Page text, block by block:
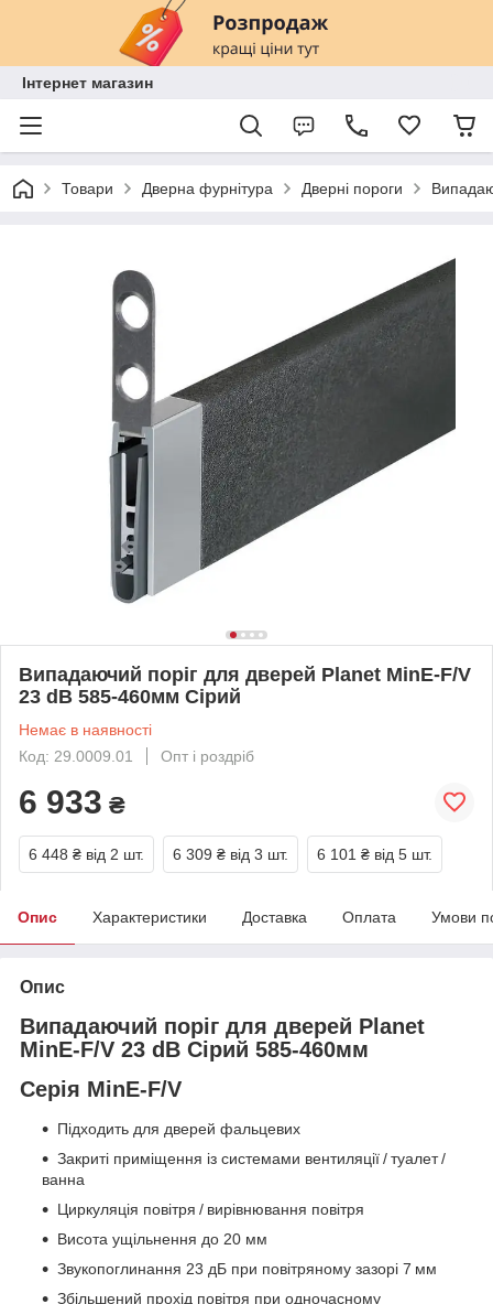
Інтернет магазин
Товари Дверна фурнітура Дверні пороги
Випадаючий поріг для дверей Planet MinE-F/V
23 dB 585-460мм Сірий
Немає в наявності
Код: 29.0009.01
Опт і роздріб
6 933 ₴
6 448 ₴ від 2 шт. 6 309 ₴ від 3 шт. 6 101 ₴ від 5 шт.
Опис Характеристики Доставка Оплата Умови
Опис
Випадаючий поріг для дверей Planet
MinE-F/V 23 dB Сірий 585-460мм
Серія MinE-F/V
Підходить для дверей фальцевих
Закриті приміщення із системами вентиляції / туалет /
ванна
Циркуляція повітря / вирівнювання повітря
Висота ущільнення до 20 мм
Звукопоглинання 23 дБ при повітряному зазорі 7 мм
Збільшений прохід повітря при одночасному